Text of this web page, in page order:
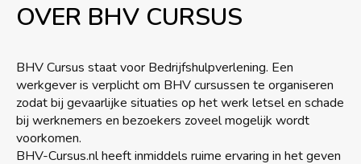
OVER BHV CURSUS
BHV Cursus staat voor Bedrijfshulpverlening. Een
werkgever is verplicht om BHV cursussen te organiseren
zodat bij gevaarlijke situaties op het werk letsel en schade
bij werknemers en bezoekers zoveel mogelijk wordt
voorkomen.
BHV-Cursus.nl heeft inmiddels ruime ervaring in het geven